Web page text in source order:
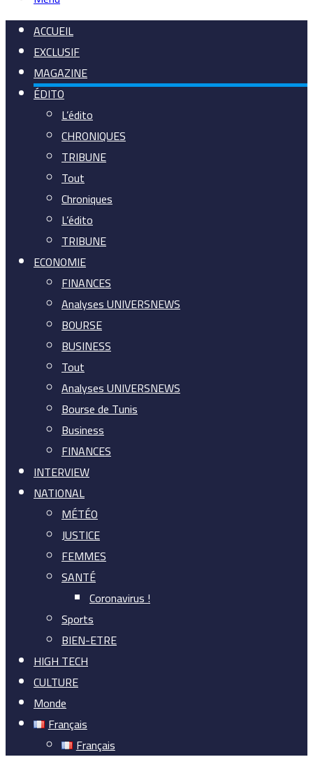
ACCUEIL
EXCLUSIF
MAGAZINE
ÉDITO
L’édito
CHRONIQUES
TRIBUNE
Tout
Chroniques
L’édito
TRIBUNE
ECONOMIE
FINANCES
Analyses UNIVERSNEWS
BOURSE
BUSINESS
Tout
Analyses UNIVERSNEWS
Bourse de Tunis
Business
FINANCES
INTERVIEW
NATIONAL
MÉTÉO
JUSTICE
FEMMES
SANTÉ
Coronavirus !
Sports
BIEN-ETRE
HIGH TECH
CULTURE
Monde
Français
Français